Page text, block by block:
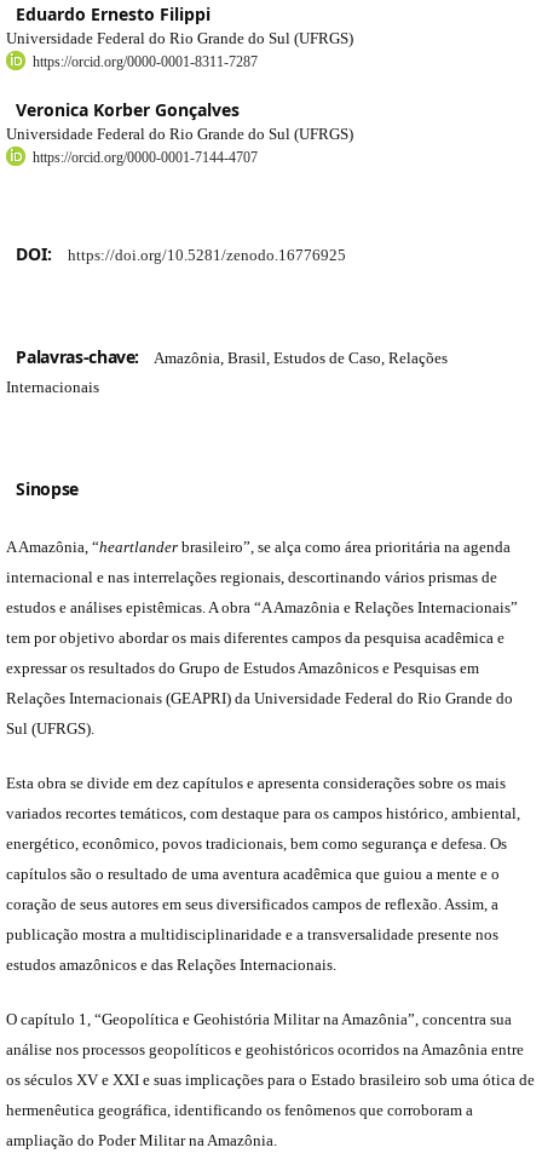
Eduardo Ernesto Filippi
Universidade Federal do Rio Grande do Sul (UFRGS)
https://orcid.org/0000-0001-8311-7287
Veronica Korber Gonçalves
Universidade Federal do Rio Grande do Sul (UFRGS)
https://orcid.org/0000-0001-7144-4707
DOI: https://doi.org/10.5281/zenodo.16776925
Palavras-chave:
Amazônia, Brasil, Estudos de Caso, Relações
Internacionais
Sinopse
A Amazônia, “heartlander brasileiro”, se alça como área prioritária na agenda
internacional e nas interrelações regionais, descortinando vários prismas de
estudos e análises epistêmicas. A obra “A Amazônia e Relações Internacionais”
tem por objetivo abordar os mais diferentes campos da pesquisa acadêmica e
expressar os resultados do Grupo de Estudos Amazônicos e Pesquisas em
Relações Internacionais (GEAPRI) da Universidade Federal do Rio Grande do
Sul (UFRGS).
Esta obra se divide em dez capítulos e apresenta considerações sobre os mais
variados recortes temáticos, com destaque para os campos histórico, ambiental,
energético, econômico, povos tradicionais, bem como segurança e defesa. Os
capítulos são o resultado de uma aventura acadêmica que guiou a mente e o
coração de seus autores em seus diversificados campos de reflexão. Assim, a
publicação mostra a multidisciplinaridade e a transversalidade presente nos
estudos amazônicos e das Relações Internacionais.
O capítulo 1, “Geopolítica e Geohistória Militar na Amazônia”, concentra sua
análise nos processos geopolíticos e geohistóricos ocorridos na Amazônia entre
os séculos XV e XXI e suas implicações para o Estado brasileiro sob uma ótica de
hermenêutica geográfica, identificando os fenômenos que corroboram a
ampliação do Poder Militar na Amazônia.